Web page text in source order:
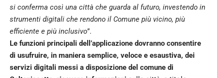
si conferma così una città che guarda al futuro, investendo in
strumenti digitali che rendono il Comune più vicino, più
efficiente e più inclusivo”.
Le funzioni principali dell’applicazione dovranno consentire
di usufruire, in maniera semplice, veloce e esaustiva, dei
servizi digitali messi a disposizione del comune di